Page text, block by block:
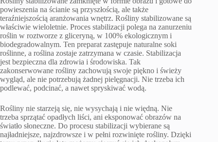
powieszenia na ścianie są przyszłością, ale także
teraźniejszością aranżowania wnętrz. Rośliny stabilizowane są
właściwie wieloletnie. Proces stabilizacji polega na zanurzeniu
roślin w roztworze z gliceryną, w 100% ekologicznym i
biodegradowalnym. Ten preparat zastępuje naturalne soki
roślinne, a roślina zostaje zatrzymana w czasie. Stabilizacja
jest bezpieczna dla zdrowia i środowiska. Tak
zakonserwowane rośliny zachowują swoje piękno i świeży
wygląd, ale nie potrzebują żadnej pielęgnacji. Nie trzeba ich
podlewać, podcinać, a nawet spryskiwać wodą.
Rośliny nie starzeją się, nie wysychają i nie więdną. Nie
trzeba sprzątać opadłych liści, ani eksponować obrazów na
światło słoneczne. Do procesu stabilizacji wybierane są
najładniejsze, najzdrowsze i w pełni rozwinięte rośliny. Dzięki